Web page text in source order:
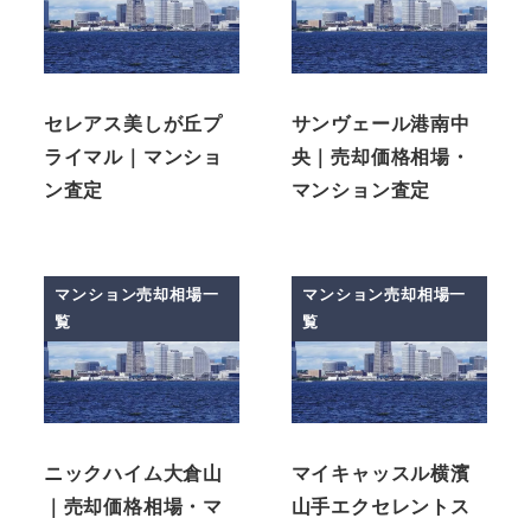
セレアス美しが丘プ
ライマル｜マンショ
ン査定
サンヴェール港南中
央｜売却価格相場・
マンション査定
マンション売却相場一
覧
ニックハイム大倉山
｜売却価格相場・マ
マンション売却相場一
覧
マイキャッスル横濱
山手エクセレントス